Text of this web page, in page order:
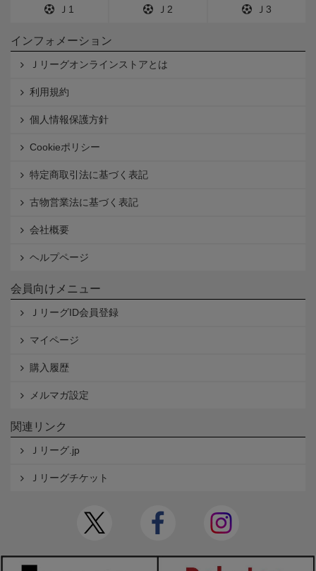
Ｊ1 Ｊ2 Ｊ3
インフォメーション
Ｊリーグオンラインストアとは
利用規約
個人情報保護方針
Cookieポリシー
特定商取引法に基づく表記
古物営業法に基づく表記
会社概要
ヘルプページ
会員向けメニュー
ＪリーグID会員登録
マイページ
購入履歴
メルマガ設定
関連リンク
Ｊリーグ.jp
Ｊリーグチケット